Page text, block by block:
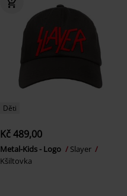
Děti
Kč 489,00
Metal-Kids - Logo
Slayer
Kšiltovka